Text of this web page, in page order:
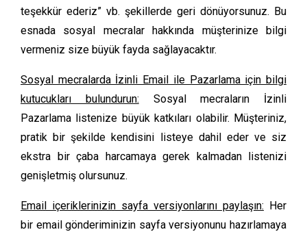
teşekkür ederiz” vb. şekillerde geri dönüyorsunuz. Bu
esnada sosyal mecralar hakkında müşterinize bilgi
vermeniz size büyük fayda sağlayacaktır.
Sosyal mecralarda İzinli Email ile Pazarlama için bilgi
kutucukları bulundurun:
Sosyal mecraların İzinli
Pazarlama listenize büyük katkıları olabilir. Müşteriniz,
pratik bir şekilde kendisini listeye dahil eder ve siz
ekstra bir çaba harcamaya gerek kalmadan listenizi
genişletmiş olursunuz.
Email içeriklerinizin sayfa versiyonlarını paylaşın: Her
bir email gönderiminizin sayfa versiyonunu hazırlamaya